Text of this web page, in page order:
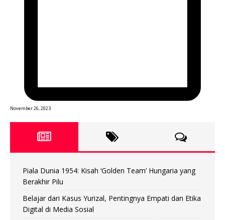
November 26, 2023
Piala Dunia 1954: Kisah ‘Golden Team’ Hungaria yang
Berakhir Pilu
Belajar dari Kasus Yurizal, Pentingnya Empati dan Etika
Digital di Media Sosial